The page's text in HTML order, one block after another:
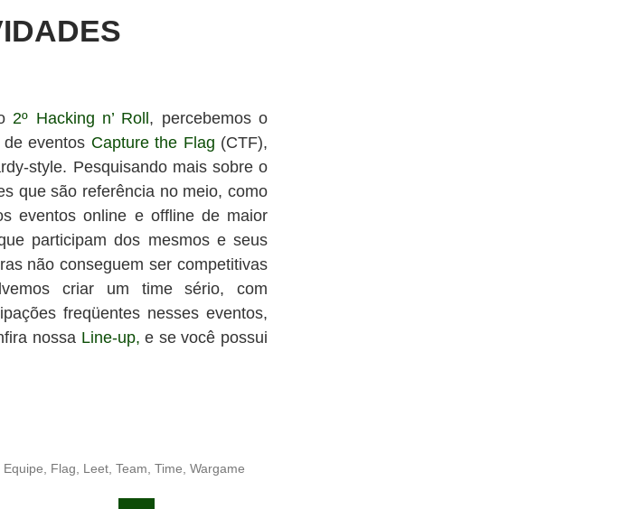
2º Hacking n’ Roll , percebemos o
eventos Capture the Flag (CTF),
style. Pesquisando mais sobre o
que são referência no meio, como
eventos online e offline de maior
participam dos mesmos e seus
não conseguem ser competitivas
criar um time sério, com
freqüentes nesses eventos,
nossa Line-up, e se você possui
Equipe, Flag, Leet, Team, Time, Wargame